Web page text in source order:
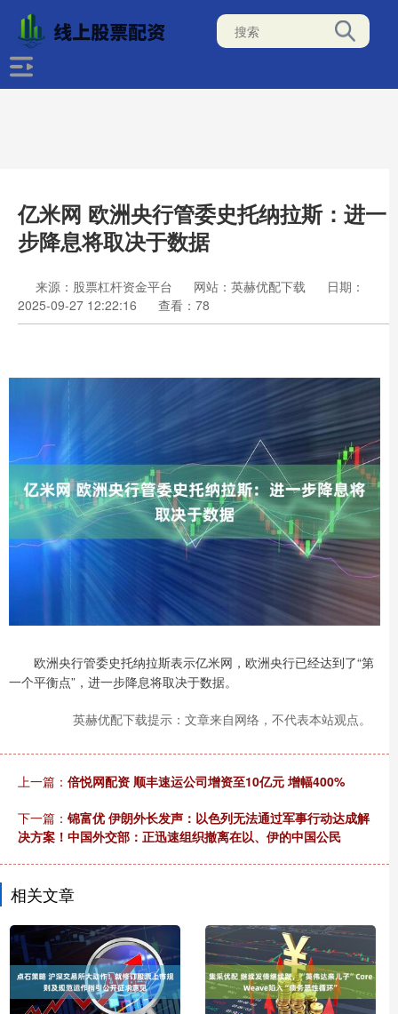
亿米网 欧洲央行管委史托纳拉斯：进一
步降息将取决于数据
来源：股票杠杆资金平台 网站：英赫优配下载
日期：
2025-09-27 12:22:16
查看：78
欧洲央行管委史托纳拉斯表示亿米网，欧洲央行已经达到了“第
一个平衡点”，进一步降息将取决于数据。
英赫优配下载提示：文章来自网络，不代表本站观点。
上一篇： 倍悦网配资 顺丰速运公司增资至10亿元 增幅400%
下一篇： 锦富优 伊朗外长发声：以色列无法通过军事行动达成解
决方案！中国外交部：正迅速组织撤离在以、伊的中国公民
相关文章